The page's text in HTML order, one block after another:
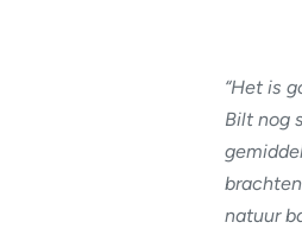
“Het is
Bilt nog
natuur